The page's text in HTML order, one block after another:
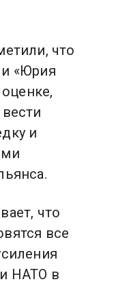
что
«Юрия
и
что
все
НАТО в